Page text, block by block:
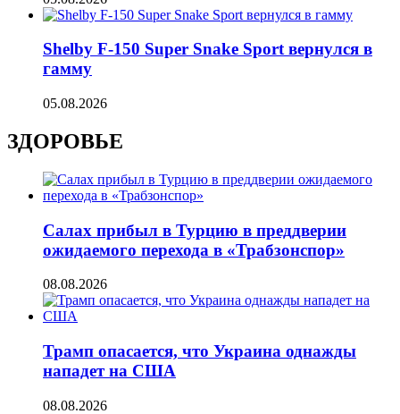
Shelby F-150 Super Snake Sport вернулся в
гамму
05.08.2026
ЗДОРОВЬЕ
Салах прибыл в Турцию в преддверии
ожидаемого перехода в «Трабзонспор»
08.08.2026
Трамп опасается, что Украина однажды
нападет на США
08.08.2026